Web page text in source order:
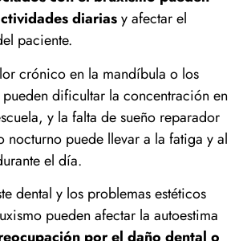
diariasy afectar el
paciente.
crónico en la mandíbula o los
dificultar la concentración en
y la falta de sueño reparador
nocturno puede llevar a la fatiga y al
el día.
dental y los problemas estéticos
pueden afectar la autoestima